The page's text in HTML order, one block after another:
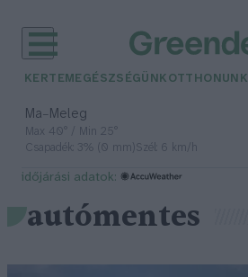
KERTEM EGÉSZSÉGÜNK OTTHONUNK
Ma– Meleg
Max 40° / Min 25°
Csapadék: 3% (0 mm)Szél: 6 km/h
időjárási adatok:
autómentes